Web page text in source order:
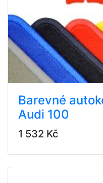
Barevné
Audi 100
1 532 Kč